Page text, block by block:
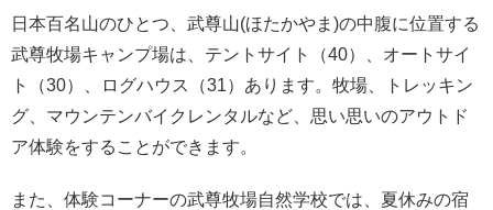
日本百名山のひとつ、武尊山(ほたかやま)の中腹に位置する
武尊牧場キャンプ場は、テントサイト（40）、オートサイ
ト（30）、ログハウス（31）あります。牧場、トレッキン
グ、マウンテンバイクレンタルなど、思い思いのアウトド
ア体験をすることができます。
また、体験コーナーの武尊牧場自然学校では、夏休みの宿